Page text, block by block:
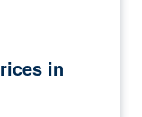
in